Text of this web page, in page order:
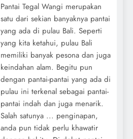
Pantai Tegal Wangi merupakan
satu dari sekian banyaknya pantai
yang ada di pulau Bali. Seperti
yang kita ketahui, pulau Bali
memiliki banyak pesona dan juga
keindahan alam. Begitu pun
dengan pantai-pantai yang ada di
pulau ini terkenal sebagai pantai-
pantai indah dan juga menarik.
Salah satunya ... penginapan,
anda pun tidak perlu khawatir